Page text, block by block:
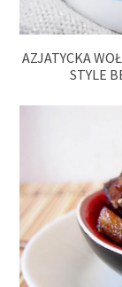
AZJATYCKA
STYLE